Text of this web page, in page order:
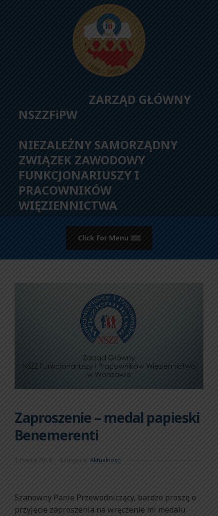
ZARZĄD GŁÓWNY
NSZZFiPW
NIEZALEŻNY SAMORZĄDNY
ZWIĄZEK ZAWODOWY
FUNKCJONARIUSZY I
PRACOWNIKÓW
WIĘZIENNICTWA
Click for Menu
Zaproszenie – medal papieski
Benemerenti
1 marca 2019 Kategorie: Aktualności
Szanowny Panie Przewodniczący, bardzo proszę o
przyjęcie zaproszenia na wręczenie mi medalu